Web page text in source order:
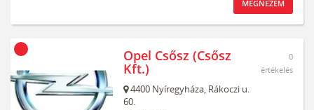
MEGNÉZEM
Opel Csősz (Csősz
Kft.)
4400 Nyíregyháza, Rákoczi u.
60.
0
értékelés